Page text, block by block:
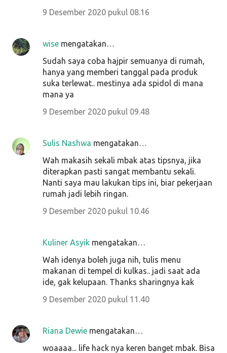
9 Desember 2020 pukul 08.16
wise mengatakan…
Sudah saya coba hajpir semuanya di rumah,
hanya yang memberi tanggal pada produk
suka terlewat.. mestinya ada spidol di mana
mana ya
9 Desember 2020 pukul 09.48
Sulis Nashwa mengatakan…
Wah makasih sekali mbak atas tipsnya, jika
diterapkan pasti sangat membantu sekali.
Nanti saya mau lakukan tips ini, biar pekerjaan
rumah jadi lebih ringan.
9 Desember 2020 pukul 10.46
Kuliner Asyik mengatakan…
Wah idenya boleh juga nih, tulis menu
makanan di tempel di kulkas.. jadi saat ada
ide, gak kelupaan. Thanks sharingnya kak
9 Desember 2020 pukul 11.40
Riana Dewie mengatakan…
woaaaa... life hack nya keren banget mbak. Bisa